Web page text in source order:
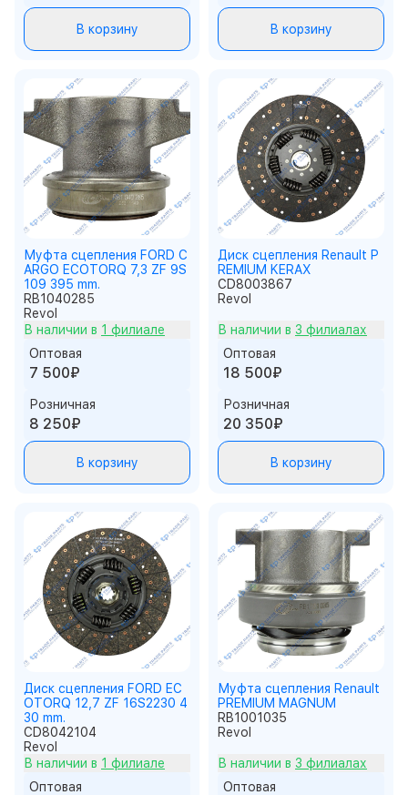
В корзину В корзину
Муфта сцепления FORD C
ARGO ECOTORQ 7,3 ZF 9S
109 395 mm.
RB1040285
Revol
В наличии в 1 филиале
Оптовая
7 500₽
Розничная
8 250₽
В корзину
Диск сцепления Renault P
REMIUM KERAX
CD8003867
Revol
В наличии в 3 филиалах
Оптовая
18 500₽
Розничная
20 350₽
В корзину
Диск сцепления FORD EC
OTORQ 12,7 ZF 16S2230 4
30 mm.
CD8042104
Revol
В наличии в 1 филиале
Оптовая
Муфта сцепления Renault
PREMIUM MAGNUM
RB1001035
Revol
В наличии в 3 филиалах
Оптовая